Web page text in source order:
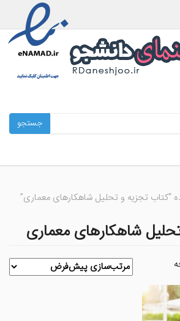
جستجو
تجزيه و تحليل شاهكارهای معماری”
شاهكارهای معماری